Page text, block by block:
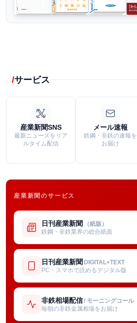
サービス
産業新聞SNS
最新ニュースをリア
ルタイム配信
メール速報
鉄鋼・非鉄の速報を
お届け
産業新聞のサービス
日刊産業新聞 （紙版）
鉄鋼・非鉄業界の総合紙面
日刊産業新聞 DIGITAL+TEXT
PC・スマホで読めるデジタル版
非鉄相場配信/ モーニングコール
毎朝の非鉄金属相場をお届け